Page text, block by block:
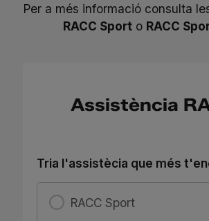
Per a més informació consulta
RACC Sport o RACC
Assistència
Tria l'assistècia que més
RACC Sport